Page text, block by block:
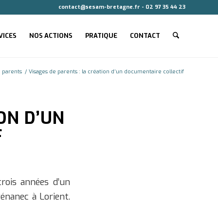
contact@sesam-bretagne.fr - 02 97 35 44 23
NOS ACTIONS PRATIQUE CONTACT
parents / Visages de parents : la création d’un documentaire collectif
D’UN
années d’un
à Lorient.